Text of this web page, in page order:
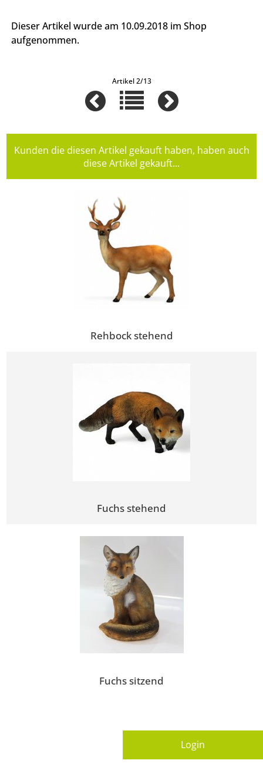
Dieser Artikel wurde am 10.09.2018 im Shop
aufgenommen.
Artikel 2/13
Kunden die diesen Artikel gekauft haben, haben auch
diese Artikel gekauft...
Rehbock stehend
Fuchs stehend
Fuchs sitzend
Login